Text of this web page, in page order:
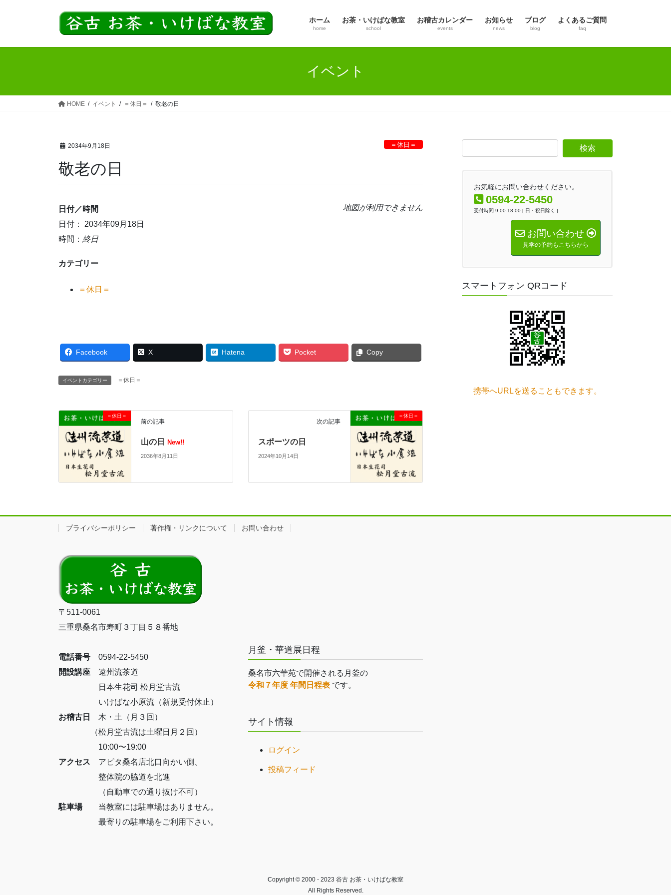
ホーム
home
お茶・いけばな教室
school
お稽古カレンダー
events
お知らせ
news
ブログ
blog
よくあるご質問
faq
イベント
HOME イベント ＝休日＝ 敬老の日
2034年9月18日 ＝休日＝
敬老の日
地図が利用できません
日付／時間
日付： 2034年09月18日
時間： 終日
カテゴリー
＝休日＝
Facebook X Hatena Pocket Copy
イベントカテゴリー ＝休日＝
＝休日＝
前の記事
山の日 New!!
2036年8月11日
＝休日＝
次の記事
スポーツの日
2024年10月14日
お気軽にお問い合わせください。
0594-22-5450
受付時間 9:00-18:00 [ 日・祝日除く ]
お問い合わせ
見学の予約もこちらから
スマートフォン QRコード
携帯へURLを送ることもできます。
プライバシーポリシー 著作権・リンクについて お問い合わせ
〒511-0061
三重県桑名市寿町３丁目５８番地
電話番号 0594-22-5450
開設講座 遠州流茶道
日本生花司 松月堂古流
いけばな小原流（新規受付休止）
お稽古日
木・土（月３回）
（松月堂古流は土曜日月２回）
10:00〜19:00
アクセス アピタ桑名店北口向かい側、
整体院の脇道を北進
（自動車での通り抜け不可）
駐車場
当教室には駐車場はありません。
最寄りの駐車場をご利用下さい。
月釜・華道展日程
桑名市六華苑で開催される月釜の
令和７年度 年間日程表 です。
サイト情報
ログイン
投稿フィード
Copyright © 2000 - 2023 谷古 お茶・いけばな教室
All Rights Reserved.